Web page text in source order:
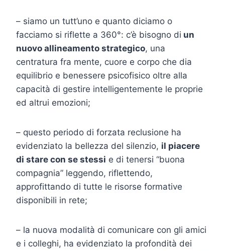
– siamo un tutt’uno e quanto diciamo o
facciamo si riflette a 360°: c’è bisogno di un
nuovo allineamento strategico, una
centratura fra mente, cuore e corpo che dia
equilibrio e benessere psicofisico oltre alla
capacità di gestire intelligentemente le proprie
ed altrui emozioni;
– questo periodo di forzata reclusione ha
evidenziato la bellezza del silenzio, il piacere
di stare con se stessi e di tenersi “buona
compagnia” leggendo, riflettendo,
approfittando di tutte le risorse formative
disponibili in rete;
– la nuova modalità di comunicare con gli amici
e i colleghi, ha evidenziato la profondità dei